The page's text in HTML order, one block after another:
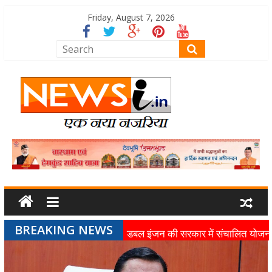
Friday, August 7, 2026
BREAKING NEWS
डबल इंजन की सरकार में संचालित
का लाभ समाज के अंतिम व्यक्ति तक पहुंच
रहा है: मुख्यमंत्री